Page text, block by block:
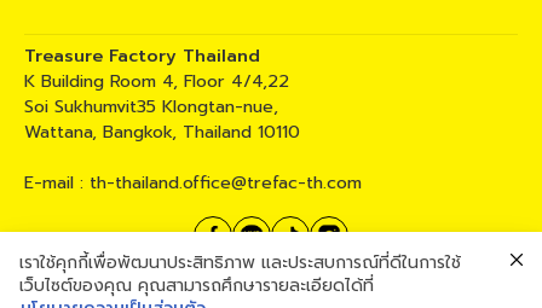
Treasure Factory Thailand
K Building Room 4, Floor 4/4,22
Soi Sukhumvit35 Klongtan-nue,
Wattana, Bangkok, Thailand 10110
E-mail : th-thailand.office@trefac-th.com
02 258 5317
เราใช้คุกกี้เพื่อพัฒนาประสิทธิภาพ และประสบการณ์ที่ดีในการใช้
เว็บไซต์ของคุณ คุณสามารถศึกษารายละเอียดได้ที่